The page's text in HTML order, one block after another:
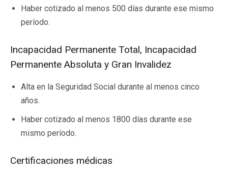
Haber cotizado al menos 500 días durante ese mismo
período.
Incapacidad Permanente Total, Incapacidad
Permanente Absoluta y Gran Invalidez
Alta en la Seguridad Social durante al menos cinco
años.
Haber cotizado al menos 1800 días durante ese
mismo período.
Certificaciones médicas